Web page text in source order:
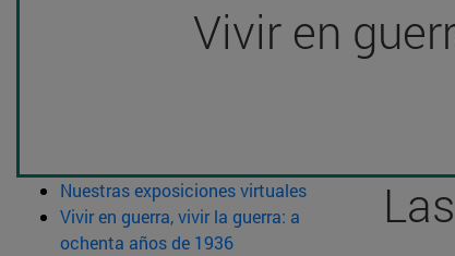
Vivir en
Nuestras exposiciones virtuales
Vivir en guerra, vivir la guerra: a
ochenta años de 1936